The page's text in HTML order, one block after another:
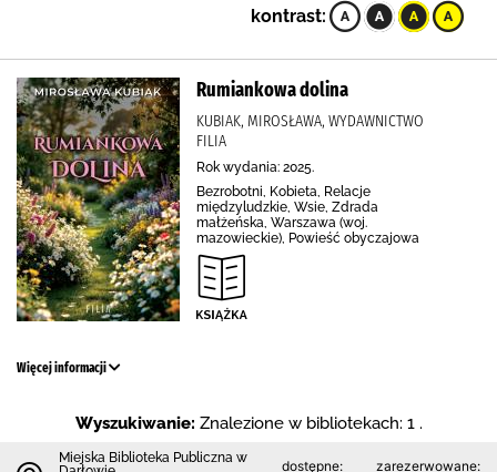
kontrast:
Rumiankowa dolina
KUBIAK, MIROSŁAWA, WYDAWNICTWO
FILIA
Rok wydania: 2025.
Bezrobotni, Kobieta, Relacje
międzyludzkie, Wsie, Zdrada
małżeńska, Warszawa (woj.
mazowieckie), Powieść obyczajowa
Więcej informacji
Wyszukiwanie: Znalezione w bibliotekach: 1 .
Miejska Biblioteka Publiczna w
dostępne: zarezerwowane: